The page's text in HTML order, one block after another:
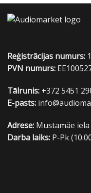
Reģistrācijas numurs:
PVN numurs:
Tālrunis: +372 5451
E-pasts:
Adrese: Mustamäe
Darba laiks: P-Pk